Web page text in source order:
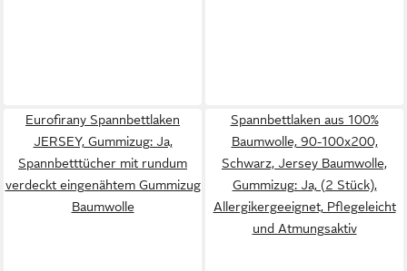
Eurofirany Spannbettlaken
JERSEY, Gummizug: Ja,
Spannbetttücher mit rundum
verdeckt eingenähtem Gummizug
Baumwolle
Spannbettlaken aus 100%
Baumwolle, 90-100x200,
Schwarz, Jersey Baumwolle,
Gummizug: Ja, (2 Stück),
Allergikergeeignet, Pflegeleicht
und Atmungsaktiv